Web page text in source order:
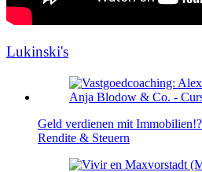
Lukinski's
Geld verdienen mit
Rendite & Steuern